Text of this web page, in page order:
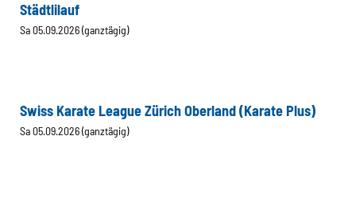
Städtlilauf
Sa 05.09.2026 (ganztägig)
Swiss Karate League Zürich Oberland (Karate Plus)
Sa 05.09.2026 (ganztägig)